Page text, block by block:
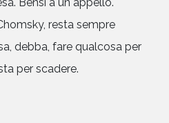
resta sempre
debba, fare qualcosa per
per scadere.